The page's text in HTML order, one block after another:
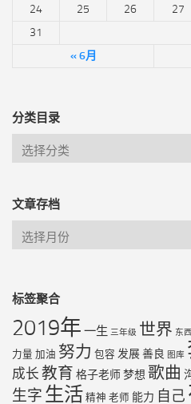
« 6月
24
25 26 27
31
分类目录
文章存档
标签聚合
2019年 一生 三年级 世界 东西
力量 加油 努力 包容 发展善良 图库
成长 教育 格子老师梦想 歌曲
生字 生活 精神 老师 能力 自己